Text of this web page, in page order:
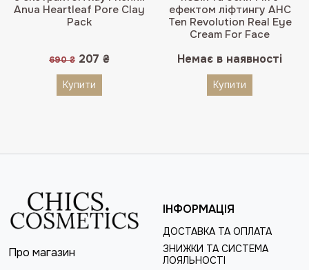
Anua Heartleaf Pore Clay
Pack
690₴ Оригінальна
690 ₴.
207 ₴Поточна
Купити
ефектом ліфтингу AHC
Ten Revolution Real Eye
Cream For Face
Немає в наявності
Купити
Про магазин
ІНФОРМАЦІЯ
ДОСТАВКА ТА ОПЛАТА
ЗНИЖКИ ТА СИСТЕМА
ЛОЯЛЬНОСТІ